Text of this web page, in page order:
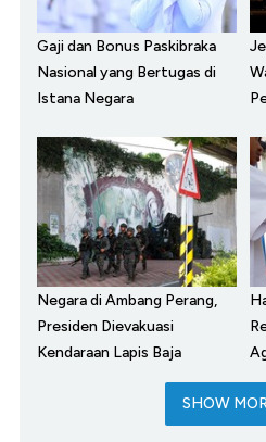
Gaji dan Bonus Paskibraka
Nasional yang Bertugas di
Istana Negara
Negara di Ambang Perang,
Presiden Dievakuasi
Kendaraan Lapis Baja
SHOW